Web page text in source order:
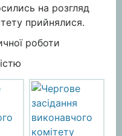
на розгляд
прийнялися.
роботи